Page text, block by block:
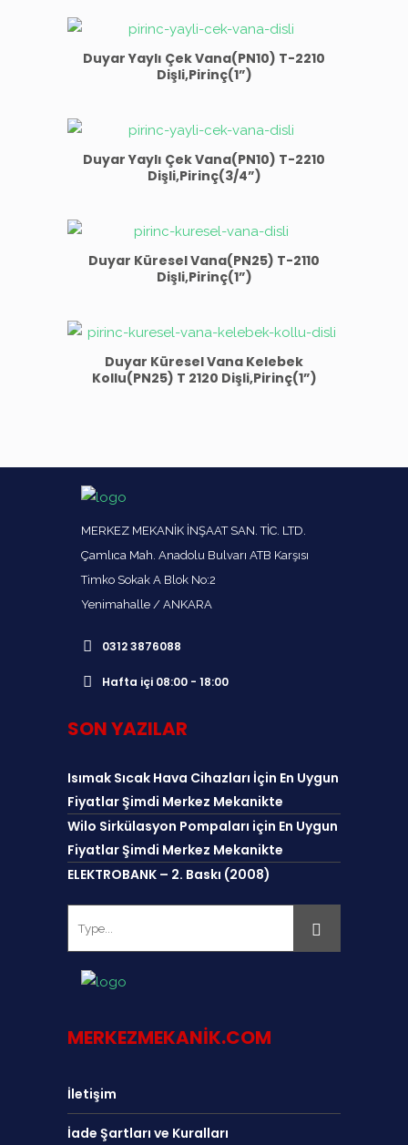
Duyar Yaylı Çek Vana(PN10) T-2210
Dişli,Pirinç(1”)
Duyar Yaylı Çek Vana(PN10) T-2210
Dişli,Pirinç(3/4”)
Duyar Küresel Vana(PN25) T-2110
Dişli,Pirinç(1”)
Duyar Küresel Vana Kelebek
Kollu(PN25) T 2120 Dişli,Pirinç(1”)
MERKEZ MEKANİK İNŞAAT SAN. TİC. LTD.
Çamlıca Mah. Anadolu Bulvarı ATB Karşısı
Timko Sokak A Blok No:2
Yenimahalle / ANKARA
0312 3876088
Hafta içi 08:00 - 18:00
SON YAZILAR
Isımak Sıcak Hava Cihazları İçin En Uygun
Fiyatlar Şimdi Merkez Mekanikte
Wilo Sirkülasyon Pompaları için En Uygun
Fiyatlar Şimdi Merkez Mekanikte
ELEKTROBANK – 2. Baskı (2008)
MERKEZMEKANIK.COM
İletişim
İade Şartları ve Kuralları